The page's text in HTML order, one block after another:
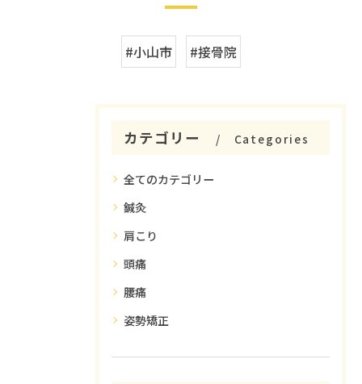
#小山市 #接骨院
カテゴリー Categories
全てのカテゴリー
鍼灸
肩こり
頭痛
腰痛
姿勢矯正